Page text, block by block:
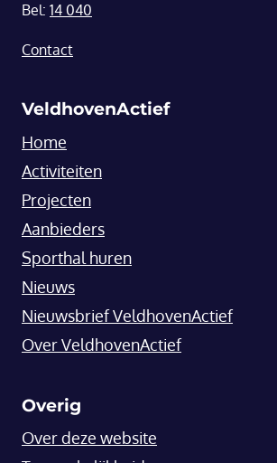
Bel: 14 040
Contact
VeldhovenActief
Home
Activiteiten
Projecten
Aanbieders
Sporthal huren
Nieuws
Nieuwsbrief VeldhovenActief
Over VeldhovenActief
Overig
Over deze website